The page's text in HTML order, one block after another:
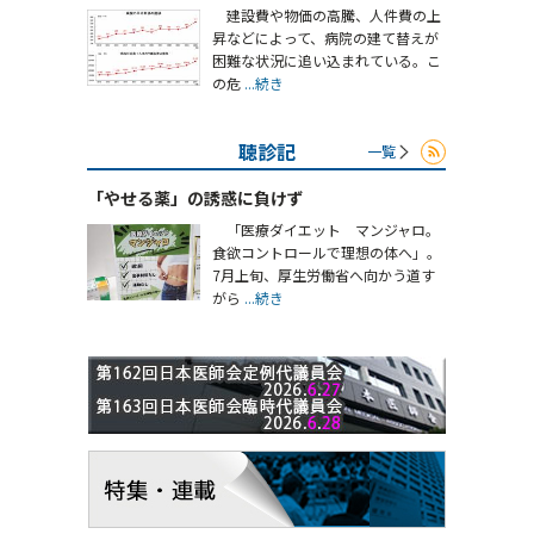
建設費や物価の高騰、人件費の上
昇などによって、病院の建て替えが
困難な状況に追い込まれている。こ
の危 ...続き
聴診記 一覧
「やせる薬」の誘惑に負けず
「医療ダイエット マンジャロ。
食欲コントロールで理想の体へ」。
7月上旬、厚生労働省へ向かう道す
がら ...続き